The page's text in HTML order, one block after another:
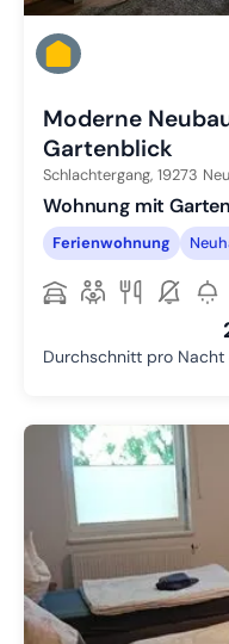
Moderne
Gartenblick
Schlachtergang, 19273
Wohnung mit
Ferienwohnung
Durchschnitt pro Nacht